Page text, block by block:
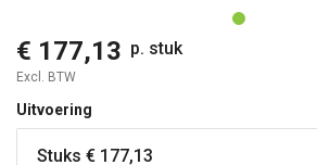
€ 177,13 p. stuk
Excl. BTW
Uitvoering